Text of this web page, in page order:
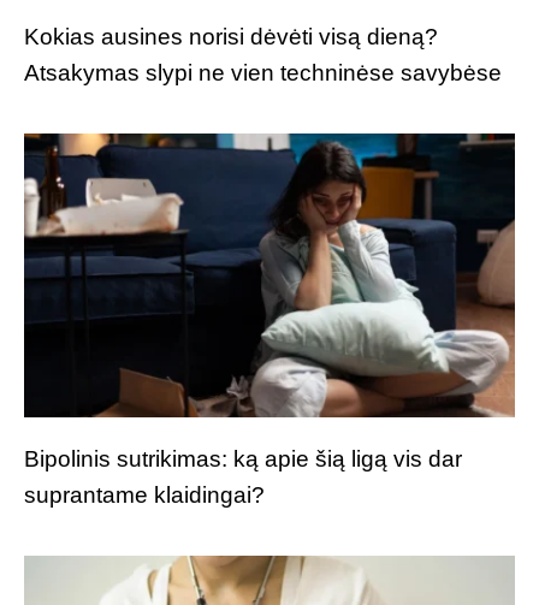
Kokias ausines norisi dėvėti visą dieną?
Atsakymas slypi ne vien techninėse savybėse
Bipolinis sutrikimas: ką apie šią ligą vis dar
suprantame klaidingai?